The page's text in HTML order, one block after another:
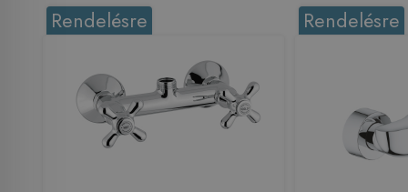
Rendelésre Rendelésre